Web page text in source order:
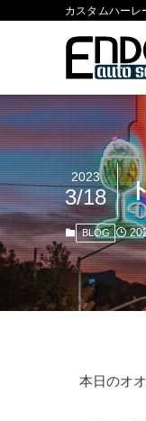
カスタムハーレ
2023
3/18
BLOG
本日のオ